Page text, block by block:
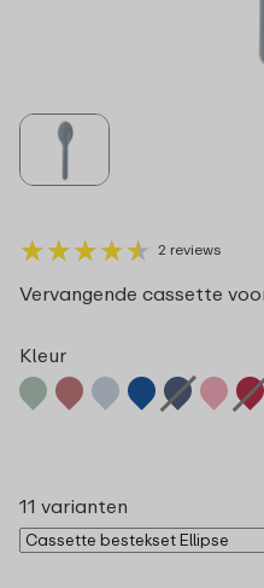
★★★★★
★★★★★ 2 reviews
Vervangende cassette
Kleur
11 varianten